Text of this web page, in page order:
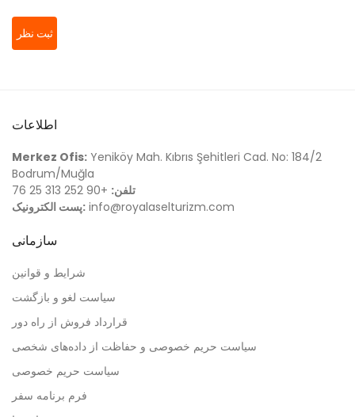
ثبت نظر
اطلاعات
Merkez Ofis: Yeniköy Mah. Kıbrıs Şehitleri Cad. No: 184/2
Bodrum/Muğla
تلفن: +90 252 313 25 76
پست الکترونیک: info@royalaselturizm.com
سازمانی
شرایط و قوانین
سیاست لغو و بازگشت
قرارداد فروش از راه دور
سیاست حریم خصوصی و حفاظت از داده‌های شخصی
سیاست حریم خصوصی
فرم برنامه سفر